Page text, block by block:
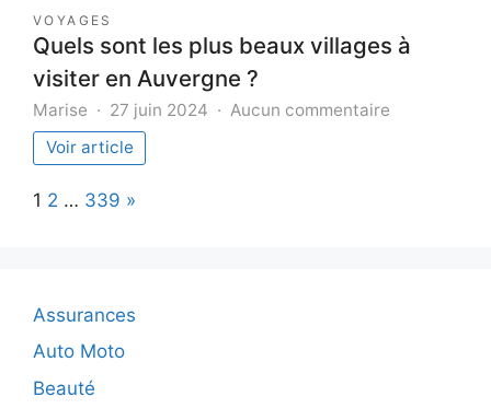
VOYAGES
Quels sont les plus beaux villages à
visiter en Auvergne ?
Marise 27 juin 2024 Aucun commentaire
Voir article
Page:
1 2 … 339 Next
»
Assurances
Auto Moto
Beauté